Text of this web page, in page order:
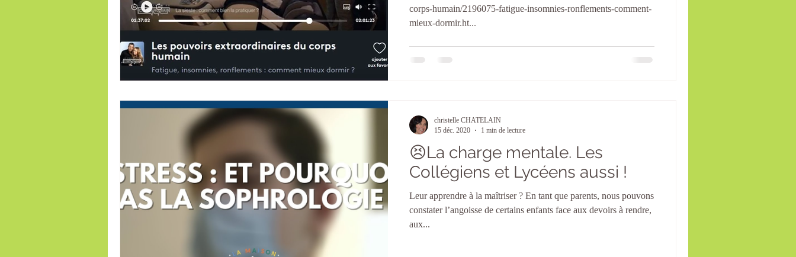
corps-humain/2196075-fatigue-insomnies-ronflements-comment-
mieux-dormir.ht...
😣La charge mentale. Les
Collégiens et Lycéens aussi !
Leur apprendre à la maîtriser ? En tant que parents, nous pouvons
constater l’angoisse de certains enfants face aux devoirs à rendre,
aux...
christelle CHATELAIN
15 déc. 2020
1 min de lecture